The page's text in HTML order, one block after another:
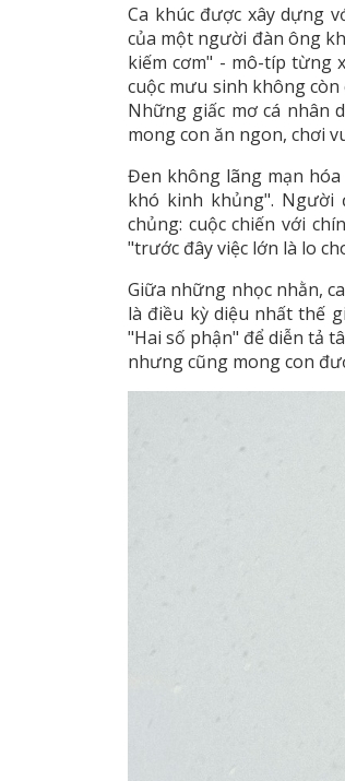
Ca khúc được xây dựng
của một người đàn ông
kiếm cơm" - mô-típ từng
cuộc mưu sinh không
Những giấc mơ cá nhân
mong con ăn ngon, chơi
Đen không lãng mạn
khó kinh khủng". Người
chủng: cuộc chiến với
"trước đây việc lớn là lo
Giữa những nhọc nhằn,
là điều kỳ diệu nhất thế
"Hai số phận" để diễn tả
nhưng cũng mong con